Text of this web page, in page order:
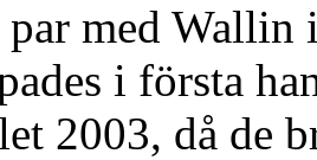
med Wallin
i första
2003, då de